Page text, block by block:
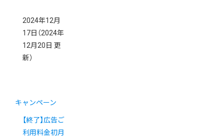
2024年12月
17日 （2024年
12月20日 更
新）
キャンペーン
【終了】広告ご
利用料金初月